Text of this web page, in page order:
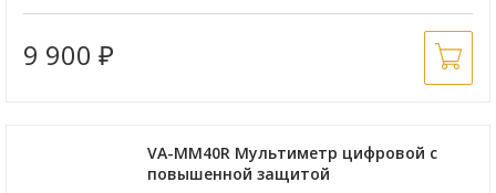
9 900 ₽
VA-MM40R Мультиметр цифровой с
повышенной защитой